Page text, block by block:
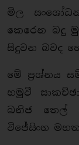
මිල
කෙරෙන බදු
සිදුවන බවද
මේ ප්‍රශ්නය
හමුවී
ඛනිජ තෙල්
විජේසිංහ